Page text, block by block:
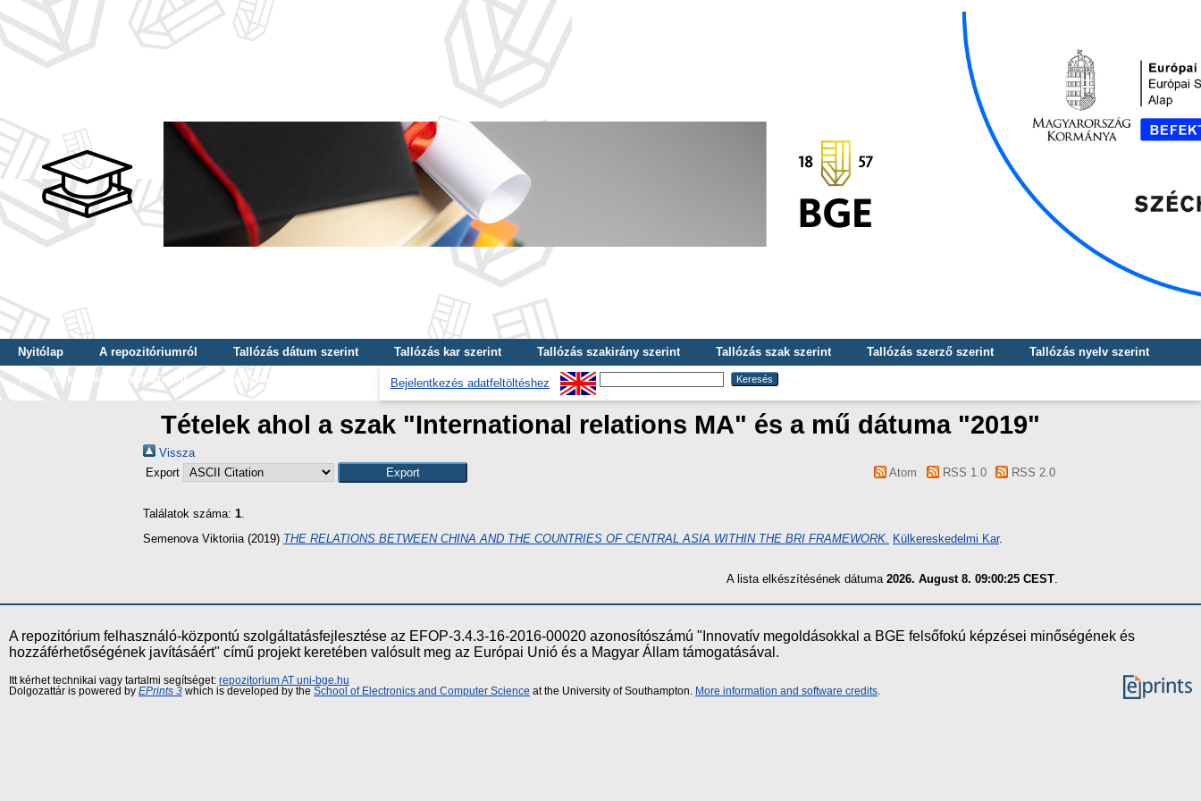
Nyitólap A repozitóriumról Tallózás dátum szerint Tallózás kar szerint Tallózás szakirány szerint Tallózás szak szerint Tallózás szerző szerint
Tallózás nyelv szerint
Tallózás képzés szintje szerint
Tallózás kulcsszó szerint Bejelentkezés adatfeltöltéshez
Tételek ahol a szak "International relations MA" és a mű dátuma "2019"
Vissza
Export
Atom RSS 1.0 RSS 2.0
Találatok száma: 1.
Semenova Viktoriia (2019) THE RELATIONS BETWEEN CHINA AND THE COUNTRIES OF CENTRAL ASIA WITHIN THE BRI FRAMEWORK. Külkereskedelmi Kar.
A lista elkészítésének dátuma 2026. August 8. 09:00:25 CEST
A repozitórium felhasználó-központú szolgáltatásfejlesztése az EFOP-3.4.3-16-2016-00020 azonosítószámú "Innovatív megoldásokkal a BGE felsőfokú képzései minőségének és
hozzáférhetőségének javításáért" című projekt keretében valósult meg az Európai Unió és a Magyar Állam támogatásával.
Itt kérhet technikai vagy tartalmi segítséget: repozitorium AT uni-bge.hu
Dolgozattár is powered by EPrints 3 which is developed by the School of Electronics and Computer Science at the University of Southampton. More information and software credits